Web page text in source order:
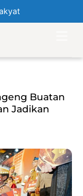
Buatan
Jadikan